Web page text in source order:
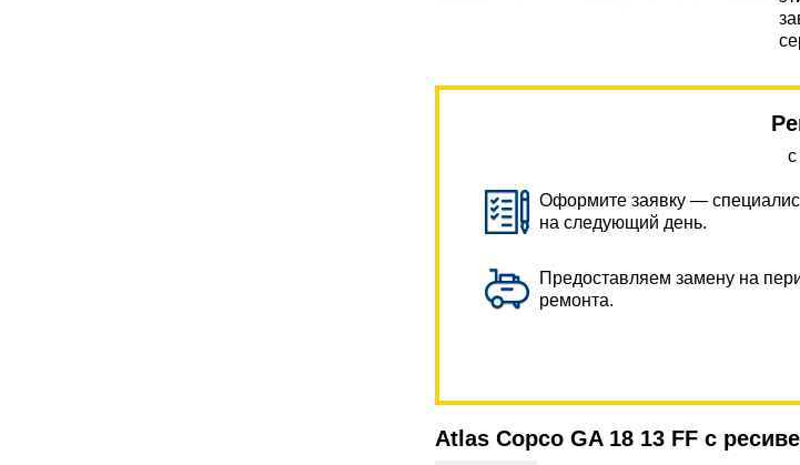
Оформите заявку —
на следующий день.
Предоставляем замену на
ремонта.
Atlas Copco GA 18 13 FF с